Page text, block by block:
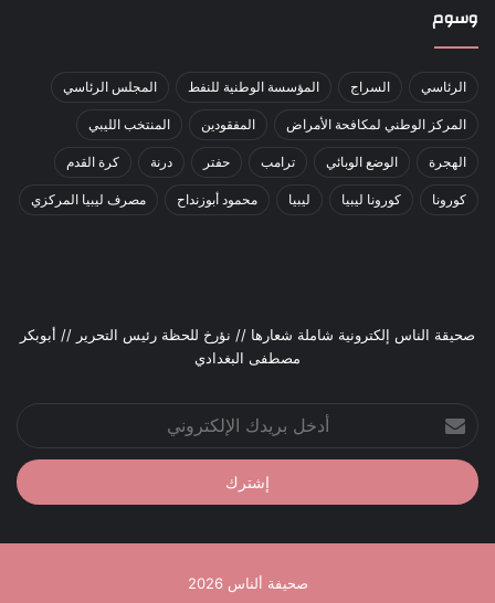
وسوم
الرئاسي السراج المؤسسة الوطنية للنفط المجلس الرئاسي
المركز الوطني لمكافحة الأمراض المفقودين المنتخب الليبي
الهجرة الوضع الوبائي ترامب حفتر درنة كرة القدم
كورونا كورونا ليبيا ليبيا محمود أبوزنداح مصرف ليبيا المركزي
صحيقة الناس إلكترونية شاملة شعارها // نؤرخ للحظة رئيس التحرير // أبوبكر
مصطفى البغدادي
بريدك
الإلكتروني
صحيفة ألناس 2026